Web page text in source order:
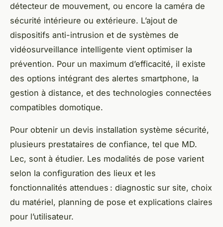
détecteur de mouvement, ou encore la caméra de
sécurité intérieure ou extérieure. L’ajout de
dispositifs anti-intrusion et de systèmes de
vidéosurveillance intelligente vient optimiser la
prévention. Pour un maximum d’efficacité, il existe
des options intégrant des alertes smartphone, la
gestion à distance, et des technologies connectées
compatibles domotique.
Pour obtenir un devis installation système sécurité,
plusieurs prestataires de confiance, tel que MD.
Lec, sont à étudier. Les modalités de pose varient
selon la configuration des lieux et les
fonctionnalités attendues : diagnostic sur site, choix
du matériel, planning de pose et explications claires
pour l’utilisateur.